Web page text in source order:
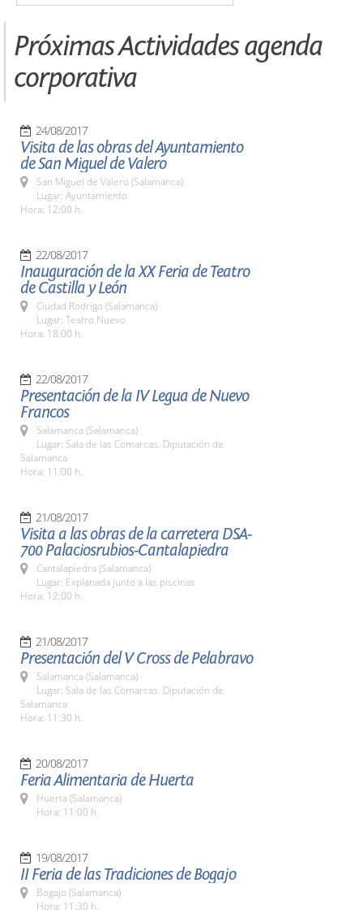
Próximas Actividades agenda
corporativa
24/08/2017
Visita de las obras del Ayuntamiento
de San Miguel de Valero
San Miguel de Valero (Salamanca)
Lugar: Ayuntamiento
Hora: 12:00 h.
22/08/2017
Inauguración de la XX Feria de Teatro
de Castilla y León
Ciudad Rodrigo (Salamanca)
Lugar: Teatro Nuevo
Hora: 18:00 h.
22/08/2017
Presentación de la IV Legua de Nuevo
Francos
Salamanca (Salamanca)
Lugar: Sala de las Comarcas. Diputación de
Salamanca
Hora: 11:00 h.
21/08/2017
Visita a las obras de la carretera DSA-
700 Palaciosrubios-Cantalapiedra
Cantalapiedra (Salamanca)
Lugar: Explanada junto a las piscinas
Hora: 12:00 h.
21/08/2017
Presentación del V Cross de Pelabravo
Salamanca (Salamanca)
Lugar: Sala de las Comarcas. Diputación de
Salamanca
Hora: 11:30 h.
20/08/2017
Feria Alimentaria de Huerta
Huerta (Salamanca)
Hora: 11:00 h.
19/08/2017
II Feria de las Tradiciones de Bogajo
Bogajo (Salamanca)
Hora: 11:30 h.